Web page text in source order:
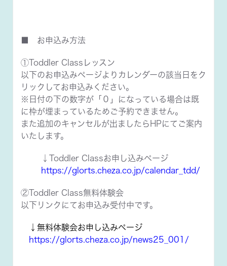
■ お申込み方法
①Toddler Classレッスン
以下のお申込みページよりカレンダーの該当日をク
リックしてお申込みください。
※日付の下の数字が「０」になっている場合は既
に枠が埋まっているためご予約できません。
また追加のキャンセルが出ましたらHPにてご案内
いたします。
↓Toddler Classお申し込みページ
https://glorts.cheza.co.jp/calendar_tdd/
②Toddler Class無料体験会
以下リンクにてお申込み受付中です。
↓無料体験会お申し込みページ
https://glorts.cheza.co.jp/news25_001/